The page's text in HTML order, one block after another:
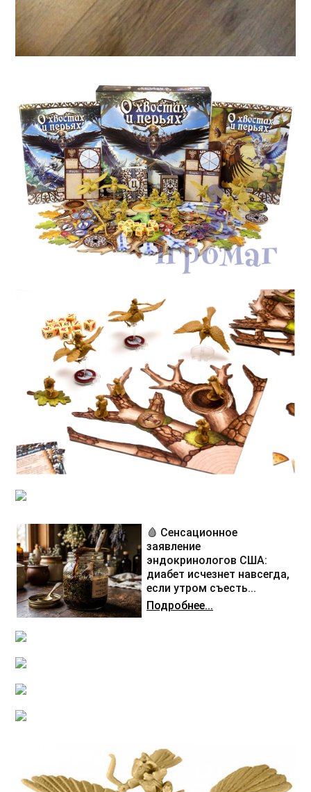
🩸 Сенсационное
заявление
эндокринологов США:
диабет исчезнет навсегда,
если утром съесть...
Подробнее...